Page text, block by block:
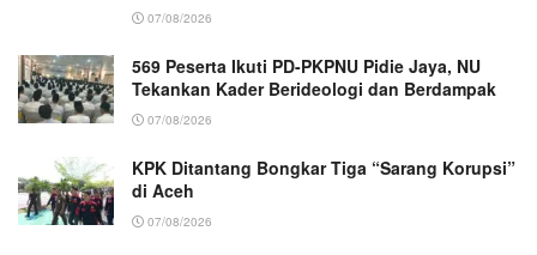
07/08/2026
569 Peserta Ikuti PD-PKPNU Pidie Jaya, NU
Tekankan Kader Berideologi dan Berdampak
07/08/2026
KPK Ditantang Bongkar Tiga “Sarang Korupsi”
di Aceh
07/08/2026